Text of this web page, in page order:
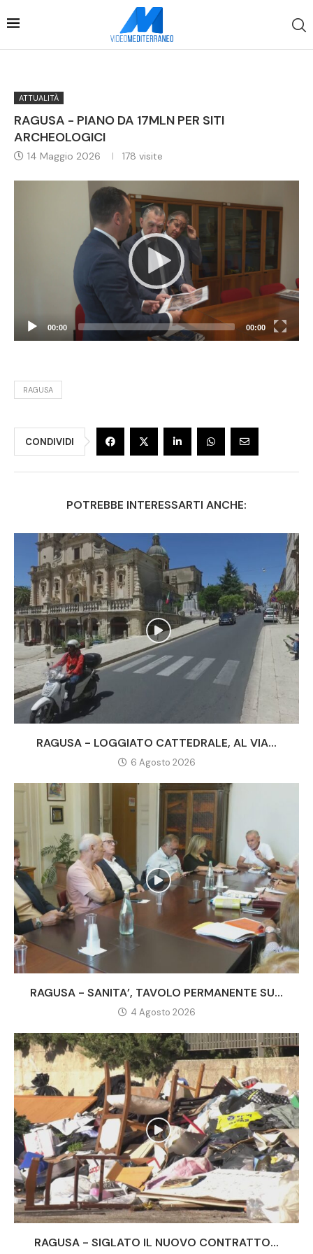
ATTUALITÀ
RAGUSA - PIANO DA 17MLN PER SITI
ARCHEOLOGICI
14 Maggio 2026 178 visite
Player
00:00 00:00
RAGUSA
CONDIVIDI
POTREBBE INTERESSARTI ANCHE:
RAGUSA - LOGGIATO CATTEDRALE, AL VIA...
6 Agosto 2026
RAGUSA - SANITA’, TAVOLO PERMANENTE SU...
4 Agosto 2026
RAGUSA - SIGLATO IL NUOVO CONTRATTO...